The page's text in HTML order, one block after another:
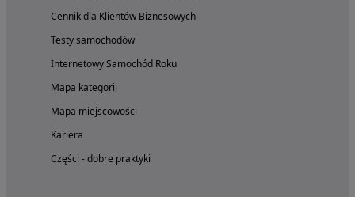
Cennik dla Klientów Biznesowych
Testy samochodów
Internetowy Samochód Roku
Mapa kategorii
Mapa miejscowości
Kariera
Części - dobre praktyki